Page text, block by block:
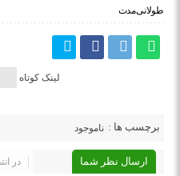
طولانی‌مدت
لینک کوتاه
برچسب ها : ناموجود
ارسال نظر شما در